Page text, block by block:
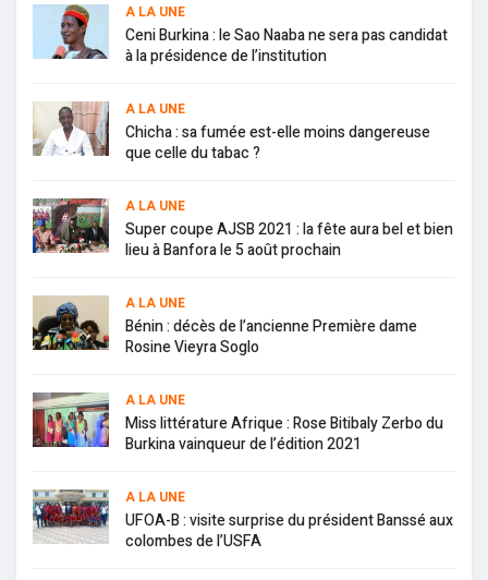
A LA UNE
Ceni Burkina : le Sao Naaba ne sera pas candidat
à la présidence de l’institution
A LA UNE
Chicha : sa fumée est-elle moins dangereuse
que celle du tabac ?
A LA UNE
Super coupe AJSB 2021 : la fête aura bel et bien
lieu à Banfora le 5 août prochain
A LA UNE
Bénin : décès de l’ancienne Première dame
Rosine Vieyra Soglo
A LA UNE
Miss littérature Afrique : Rose Bitibaly Zerbo du
Burkina vainqueur de l’édition 2021
A LA UNE
UFOA-B : visite surprise du président Banssé aux
colombes de l’USFA